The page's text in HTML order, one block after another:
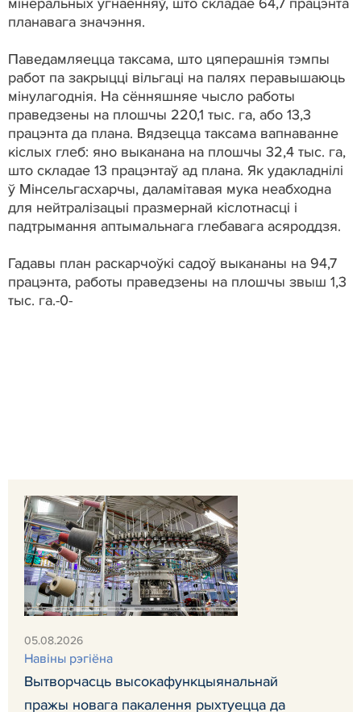
планавага значэння.
Паведамляецца таксама, што цяперашнія тэмпы
работ па закрыцці вільгаці на палях перавышаюць
мінулагоднія. На сённяшняе чысло работы
праведзены на плошчы 220,1 тыс. га, або 13,3
працэнта да плана. Вядзецца таксама вапнаванне
кіслых глеб: яно выканана на плошчы 32,4 тыс. га,
што складае 13 працэнтаў ад плана. Як удакладнілі
ў Мінсельгасхарчы, даламітавая мука неабходна
для нейтралізацыі празмернай кіслотнасці і
падтрымання аптымальнага глебавага асяроддзя.
Гадавы план раскарчоўкі садоў выкананы на 94,7
працэнта, работы праведзены на плошчы звыш 1,3
тыс. га.-0-
05.08.2026
Навiны рэгiёна
Вытворчасць высокафункцыянальнай
пражы новага пакалення рыхтуецца да